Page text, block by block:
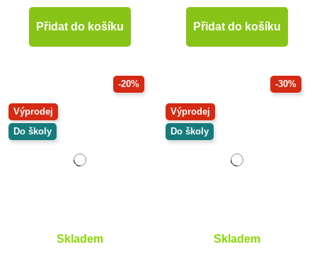
Přidat do košíku Přidat do košíku
-20%
Výprodej
Do školy
Skladem
-30%
Výprodej
Do školy
Skladem